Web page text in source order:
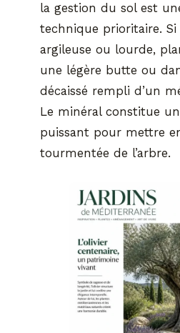
la gestion du sol est
technique prioritaire.
argileuse ou lourde,
une légère butte ou
décaissé rempli d’un
Le minéral constitue
puissant pour mettre
tourmentée de l’arbre.